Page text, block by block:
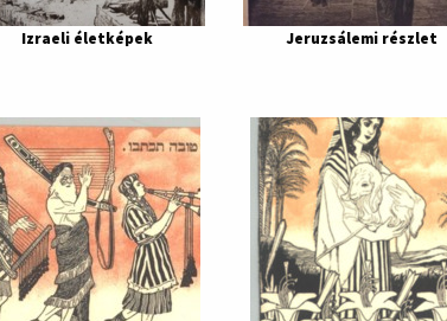
Izraeli életképek Jeruzsálemi részlet